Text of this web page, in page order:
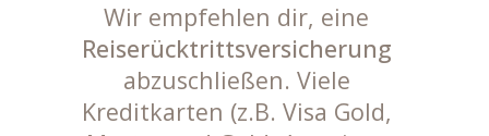
Wir empfehlen dir, eine
Reiserücktrittsversicherung
abzuschließen. Viele
Kreditkarten (z.B. Visa Gold,